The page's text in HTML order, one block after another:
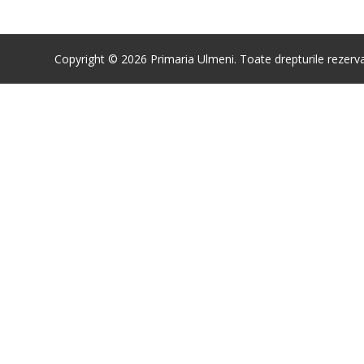
Copyright © 2026 Primaria Ulmeni. Toate drepturile